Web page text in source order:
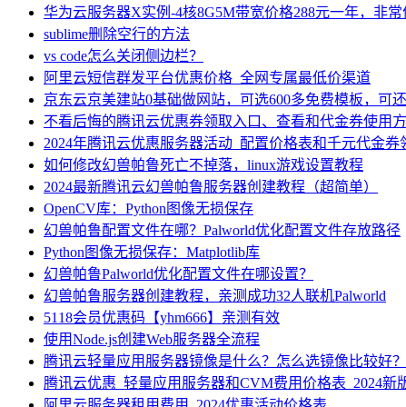
华为云服务器X实例-4核8G5M带宽价格288元一年，非常
sublime删除空行的方法
vs code怎么关闭侧边栏？
阿里云短信群发平台优惠价格_全网专属最低价渠道
京东云京美建站0基础做网站，可选600多免费模板，可还
不看后悔的腾讯云优惠券领取入口、查看和代金券使用
2024年腾讯云优惠服务器活动_配置价格表和千元代金券
如何修改幻兽帕鲁死亡不掉落，linux游戏设置教程
2024最新腾讯云幻兽帕鲁服务器创建教程（超简单）
OpenCV库：Python图像无损保存
幻兽帕鲁配置文件在哪？Palworld优化配置文件存放路径
Python图像无损保存：Matplotlib库
幻兽帕鲁Palworld优化配置文件在哪设置？
幻兽帕鲁服务器创建教程，亲测成功32人联机Palworld
5118会员优惠码【yhm666】亲测有效
使用Node.js创建Web服务器全流程
腾讯云轻量应用服务器镜像是什么？怎么选镜像比较好？
腾讯云优惠_轻量应用服务器和CVM费用价格表_2024新